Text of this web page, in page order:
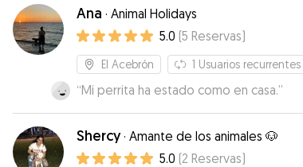
Ana · Animal Holidays
5.0 (5 Reservas)
El Acebrón 1 Usuarios recurrentes
“Mi perrita ha estado como en casa.”
Shercy· Amante de los animales 🐶
5.0 (2 Reservas)